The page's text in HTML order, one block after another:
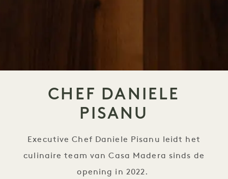
CHEF DANIELE
PISANU
Executive Chef Daniele Pisanu leidt het
culinaire team van Casa Madera sinds de
opening in 2022.